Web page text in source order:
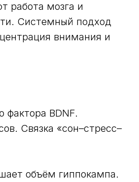
работа мозга и
Системный подход
внимания и
фактора BDNF.
Связка «сон–стресс–
объём гиппокампа.